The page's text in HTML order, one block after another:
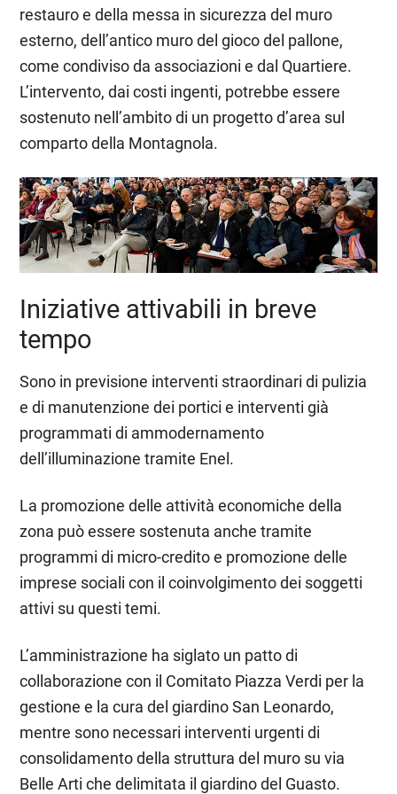
restauro e della messa in sicurezza del muro
esterno, dell’antico muro del gioco del pallone,
come condiviso da associazioni e dal Quartiere.
L’intervento, dai costi ingenti, potrebbe essere
sostenuto nell’ambito di un progetto d’area sul
comparto della Montagnola.
Iniziative attivabili in breve
tempo
Sono in previsione interventi straordinari di pulizia
e di manutenzione dei portici e interventi già
programmati di ammodernamento
dell’illuminazione tramite Enel.
La promozione delle attività economiche della
zona può essere sostenuta anche tramite
programmi di micro-credito e promozione delle
imprese sociali con il coinvolgimento dei soggetti
attivi su questi temi.
L’amministrazione ha siglato un patto di
collaborazione con il Comitato Piazza Verdi per la
gestione e la cura del giardino San Leonardo,
mentre sono necessari interventi urgenti di
consolidamento della struttura del muro su via
Belle Arti che delimitata il giardino del Guasto.